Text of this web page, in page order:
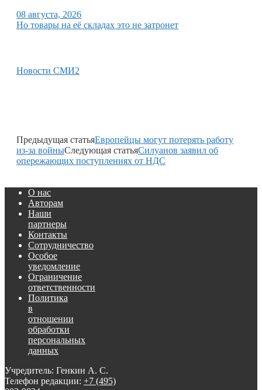
08 августа, 2026
Но товары на её складах это не затронет
Новости СМИ2
Предыдущая статьяЕвропейцы могут потерять работу
из-за войныСледующая статьяСилуанов заявил об
опережающих поступлениях от НДС
О нас
Авторам
Наши
партнеры
Контакты
Сотрудничество
Особое
уведомление
Ограничение
ответственности
Политика
в
отношении
обработки
персональных
данных
Учредитель: Генкин А. С.
Телефон редакции: +7 (495)